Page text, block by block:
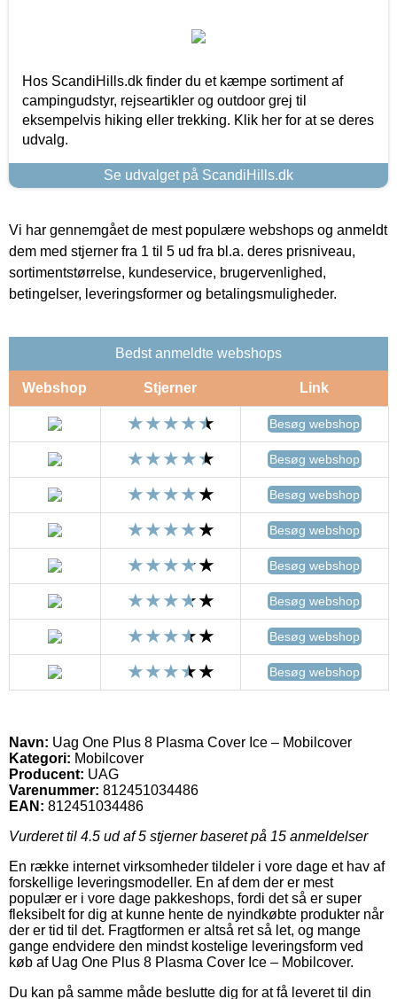
Hos ScandiHills.dk finder du et kæmpe sortiment af
campingudstyr, rejseartikler og outdoor grej til
eksempelvis hiking eller trekking. Klik her for at se deres
udvalg.
Se udvalget på ScandiHills.dk
Vi har gennemgået de mest populære webshops og anmeldt
dem med stjerner fra 1 til 5 ud fra bl.a. deres prisniveau,
sortimentstørrelse, kundeservice, brugervenlighed,
betingelser, leveringsformer og betalingsmuligheder.
Bedst anmeldte webshops
Webshop Stjerner Link
Besøg webshop
Besøg webshop
Besøg webshop
Besøg webshop
Besøg webshop
Besøg webshop
Besøg webshop
Besøg webshop
Navn: Uag One Plus 8 Plasma Cover Ice – Mobilcover
Kategori: Mobilcover
Producent: UAG
Varenummer: 812451034486
EAN: 812451034486
Vurderet til 4.5 ud af 5 stjerner baseret på 15 anmeldelser
En række internet virksomheder tildeler i vore dage et hav af
forskellige leveringsmodeller. En af dem der er mest
populær er i vore dage pakkeshops, fordi det så er super
fleksibelt for dig at kunne hente de nyindkøbte produkter når
der er tid til det. Fragtformen er altså ret så let, og mange
gange endvidere den mindst kostelige leveringsform ved
køb af Uag One Plus 8 Plasma Cover Ice – Mobilcover.
Du kan på samme måde beslutte dig for at få leveret til din